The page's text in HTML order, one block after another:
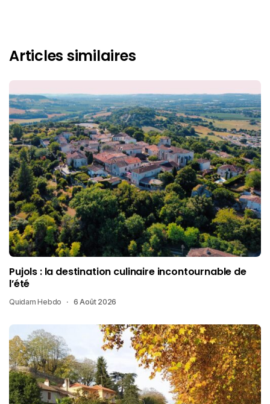
Articles similaires
Pujols : la destination culinaire incontournable de
l’été
Quidam Hebdo 6 Août 2026